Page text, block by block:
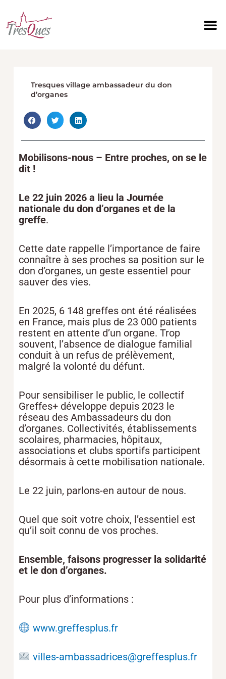
contenu
Tresques village ambassadeur du don
d’organes
Mobilisons-nous – Entre proches, on se le
dit !
Le 22 juin 2026 a lieu la Journée
nationale du don d’organes et de la
greffe.
Cette date rappelle l’importance de faire
connaître à ses proches sa position sur le
don d’organes, un geste essentiel pour
sauver des vies.
En 2025, 6 148 greffes ont été réalisées
en France, mais plus de 23 000 patients
restent en attente d’un organe. Trop
souvent, l’absence de dialogue familial
conduit à un refus de prélèvement,
malgré la volonté du défunt.
Pour sensibiliser le public, le collectif
Greffes+ développe depuis 2023 le
réseau des Ambassadeurs du don
d’organes. Collectivités, établissements
scolaires, pharmacies, hôpitaux,
associations et clubs sportifs participent
désormais à cette mobilisation nationale.
Le 22 juin, parlons-en autour de nous.
Quel que soit votre choix, l’essentiel est
qu’il soit connu de vos proches.
Ensemble, faisons progresser la solidarité
et le don d’organes.
Pour plus d’informations :
www.greffesplus.fr
villes-ambassadrices@greffesplus.fr